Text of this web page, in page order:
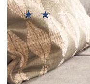
☆ ☆ ☆ ☆